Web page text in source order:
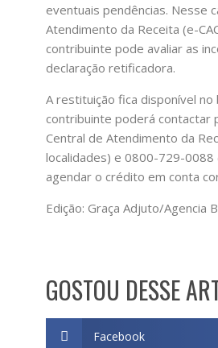
eventuais pendências. Nesse
Atendimento da Receita (e-
contribuinte pode avaliar as
declaração retificadora.
A restituição fica disponível
contribuinte poderá contactar
Central de Atendimento da
localidades) e 0800-729-
agendar o crédito em conta
Edição: Graça Adjuto/Agencia
GOSTOU DESSE
Facebook